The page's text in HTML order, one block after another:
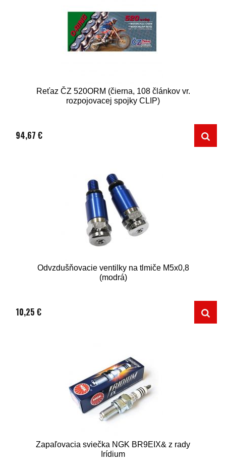
Reťaz ČZ 520ORM (čierna, 108 článkov vr.
rozpojovacej spojky CLIP)
94,67 €
Odvzdušňovacie ventilky na tlmiče M5x0,8
(modrá)
10,25 €
Zapaľovacia sviečka NGK BR9EIX& z rady
Irídium